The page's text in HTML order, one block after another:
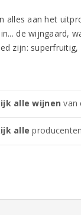
alles aan het
de wijngaard,
zijn:
alle wijnen van
alle producenten